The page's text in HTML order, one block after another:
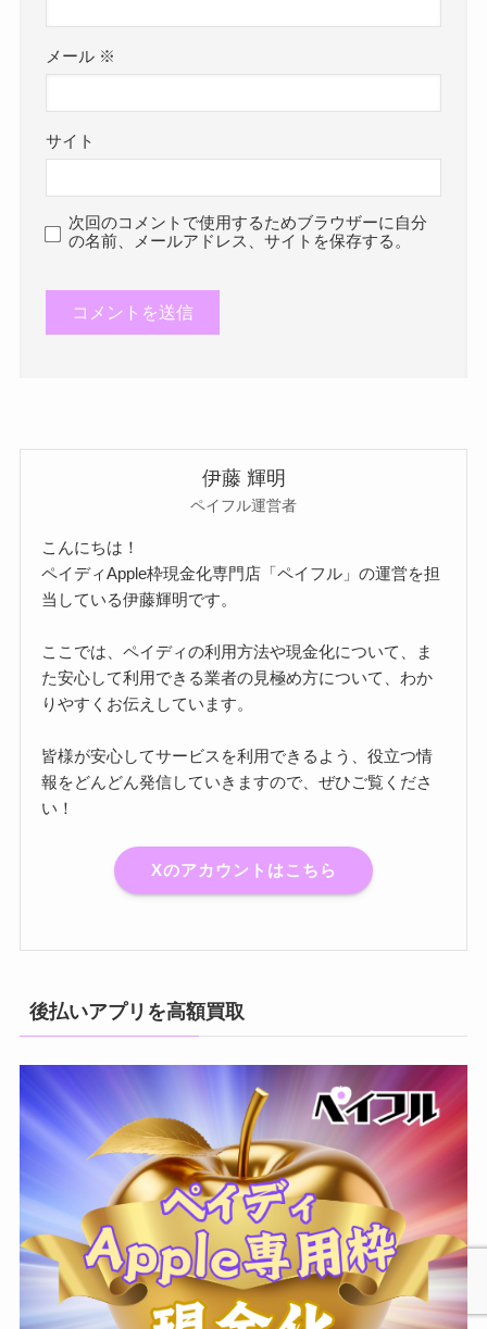
メール ※
サイト
次回のコメントで使用するためブラウザーに自分
の名前、メールアドレス、サイトを保存する。
伊藤 輝明
ペイフル運営者
こんにちは！
ペイディApple枠現金化専門店「ペイフル」の運営を担
当している伊藤輝明です。
ここでは、ペイディの利用方法や現金化について、ま
た安心して利用できる業者の見極め方について、わか
りやすくお伝えしています。
皆様が安心してサービスを利用できるよう、役立つ情
報をどんどん発信していきますので、ぜひご覧くださ
い！
Xのアカウントはこちら
後払いアプリを高額買取